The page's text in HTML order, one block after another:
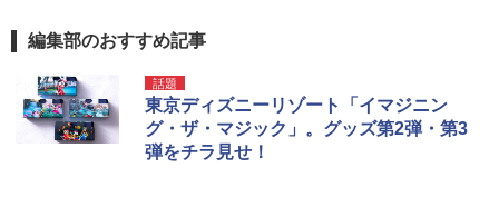
編集部のおすすめ記事
話題
東京ディズニーリゾート「イマジニン
グ・ザ・マジック」。グッズ第2弾・第3
弾をチラ見せ！